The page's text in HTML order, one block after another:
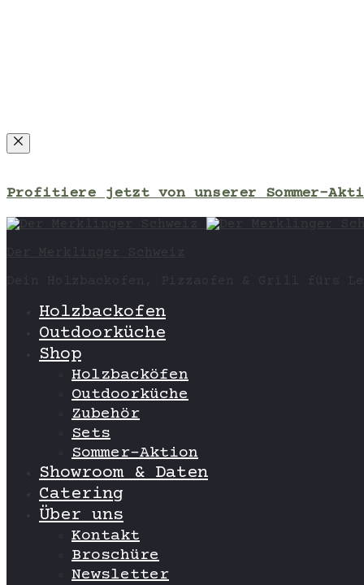
Close
Profitiere jetzt von unserer Sommer-
Holzbackofen
Outdoorküche
Shop
Holzbacköfen
Outdoorküche
Zubehör
Sets
Sommer-Aktion
Showroom & Daten
Catering
Über uns
Kontakt
Broschüre
Newsletter